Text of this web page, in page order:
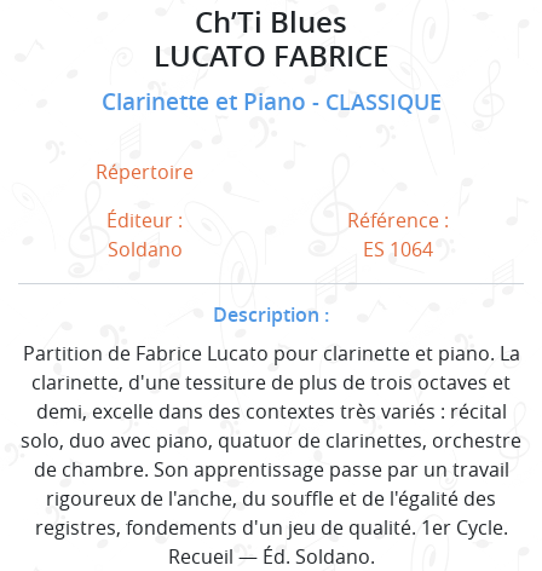
Ch’Ti Blues
LUCATO FABRICE
Clarinette et Piano CLASSIQUE
Répertoire
Éditeur :
Soldano
Référence :
ES 1064
Description :
Partition de Fabrice Lucato pour clarinette et piano. La
clarinette, d'une tessiture de plus de trois octaves et
demi, excelle dans des contextes très variés : récital
solo, duo avec piano, quatuor de clarinettes, orchestre
de chambre. Son apprentissage passe par un travail
rigoureux de l'anche, du souffle et de l'égalité des
registres, fondements d'un jeu de qualité. 1er Cycle.
Recueil — Éd. Soldano.